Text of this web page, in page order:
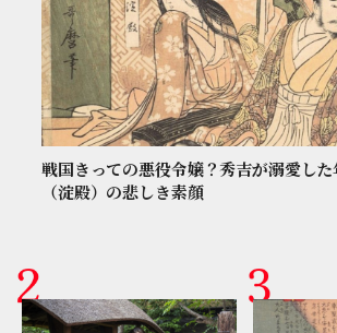
戦国きっての悪役令嬢？秀吉が溺愛し
（淀殿）の悲しき素顔